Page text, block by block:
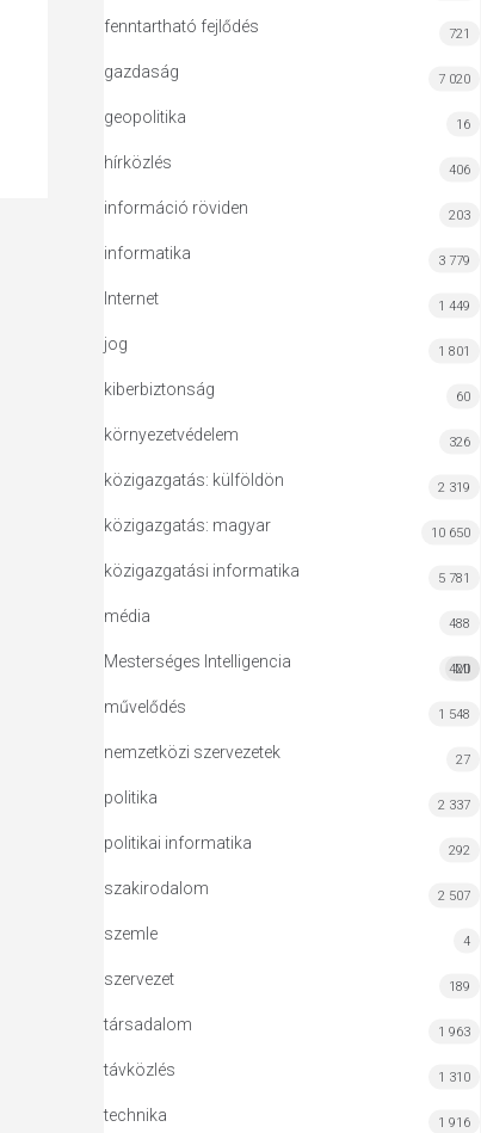
fenntartható fejlődés 721
gazdaság 7 020
geopolitika 16
hírközlés 406
információ röviden 203
informatika 3 779
Internet 1 449
jog 1 801
kiberbiztonság 60
környezetvédelem 326
közigazgatás: külföldön 2 319
közigazgatás: magyar 10 650
közigazgatási informatika 5 781
média 488
Mesterséges Intelligencia MI
420
művelődés 1 548
nemzetközi szervezetek 27
politika 2 337
politikai informatika 292
szakirodalom 2 507
szemle 4
szervezet 189
társadalom 1 963
távközlés 1 310
technika 1 916